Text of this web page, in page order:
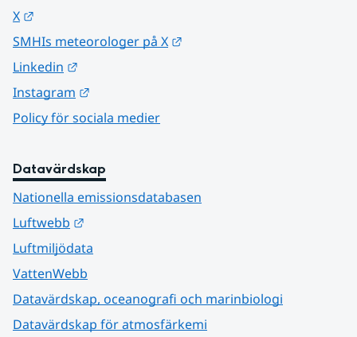
X
SMHIs meteorologer på X
Linkedin
Instagram
Policy för sociala medier
Datavärdskap
Nationella emissionsdatabasen
Luftwebb
Luftmiljödata
VattenWebb
Datavärdskap, oceanografi och marinbiologi
Datavärdskap för atmosfärkemi